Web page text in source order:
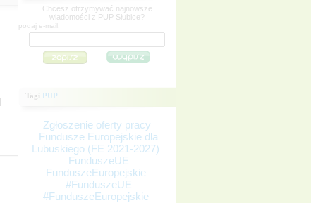
Chcesz otrzymywać najnowsze
wiadomości z PUP Słubice?
podaj e-mail:
Tagi PUP
Zgłoszenie oferty pracy
Fundusze Europejskie dla
Lubuskiego (FE 2021-2027)
FunduszeUE
FunduszeEuropejskie
#FunduszeUE
#FunduszeEuropejskie